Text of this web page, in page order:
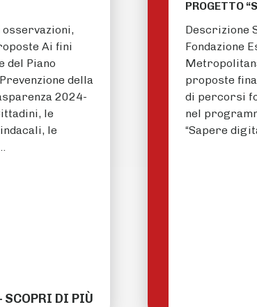
Ai fini
del Piano
della
2024-
le
le
DI PIÙ
PROGETTO
Descrizione
Fondazione
proposte
di percorsi
nel
“Sapere